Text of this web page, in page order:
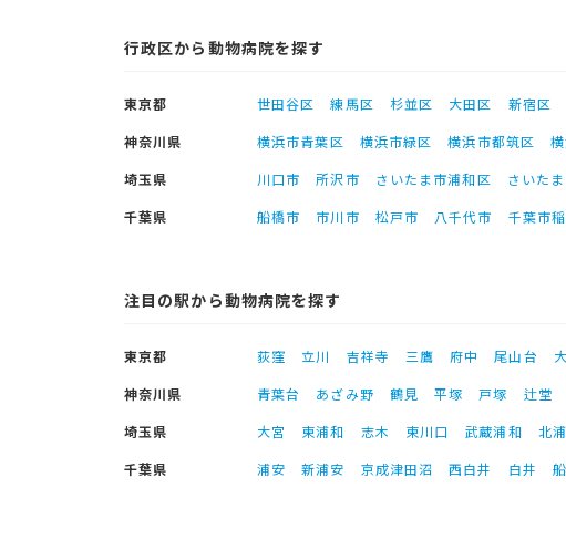
行政区から動物病院を探す
東京都 世田谷区 練馬区 杉並区 大田区 新宿区
神奈川県
横浜市青葉区 横浜市緑区 横浜市都筑区
埼玉県
川口市 所沢市 さいたま市浦和区 さいた
千葉県
船橋市 市川市 松戸市 八千代市 千葉市
注目の駅から動物病院を探す
東京都 荻窪 立川 吉祥寺 三鷹 府中 尾山台
神奈川県
青葉台 あざみ野 鶴見 平塚 戸塚 辻堂
埼玉県
大宮 東浦和 志木 東川口 武蔵浦和 北
千葉県
浦安 新浦安 京成津田沼 西白井 白井